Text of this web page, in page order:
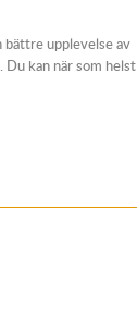
bättre upplevelse av
Du kan när som helst